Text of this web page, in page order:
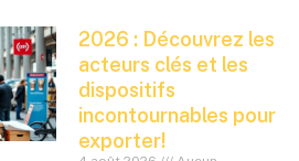
2026 : Découvrez les
acteurs clés et les
dispositifs
incontournables pour
exporter!